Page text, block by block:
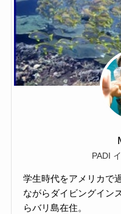
PADI
学生時代をアメリカで
ながらダイビングイン
らバリ島在住。